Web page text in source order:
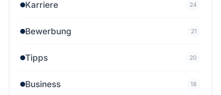
Karriere 24
Bewerbung 21
Tipps 20
Business 18